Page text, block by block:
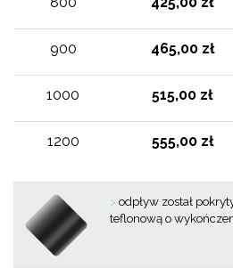
900 465,00 zł
1000 515,00 zł
1200 555,00 zł
>odpływ został
teflonową o